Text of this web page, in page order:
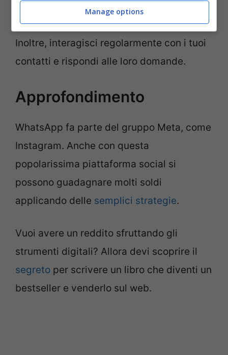
riferimento chiaro e preciso; crea contenuti
di alta qualità e pertinenti al tuo pubblico.
Inoltre, interagisci regolarmente con i tuoi
contatti e rispondi alle loro domande.
Approfondimento
WhatsApp fa parte del gruppo Meta, come
Instagram. Anche con questa
popolarissima piattaforma social si
possono guadagnare molti soldi
applicando delle semplici strategie.
Vuoi avere un reddito sfruttando gli
strumenti digitali? Allora devi scoprire il
segreto per scrivere un libro che diventi un
bestseller e venderlo sul web.
Manage options